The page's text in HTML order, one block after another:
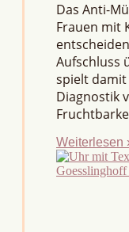
Das Anti-
Frauen mit
Aufschluss
spielt damit
Diagnostik
Weiterlesen